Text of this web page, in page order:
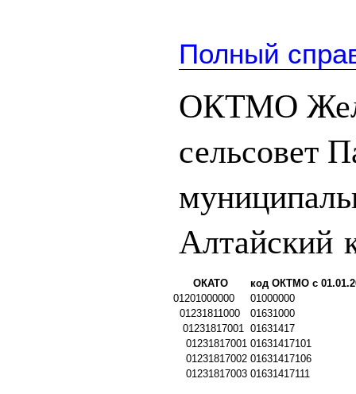
Полный
ОКТМО
сельсовет
Алтайский
ОКАТО
код ОКТМО с
01201000000
01000000
01231811000
01631000
01231817001 01631417
01231817001 01631417101
01231817002 01631417106
01231817003 01631417111